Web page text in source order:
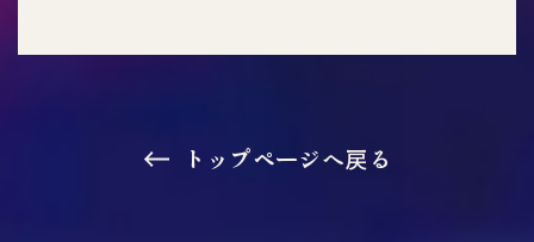
トップページへ戻る